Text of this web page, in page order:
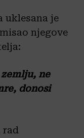
uklesana je
njegove
ne
donosi
rad